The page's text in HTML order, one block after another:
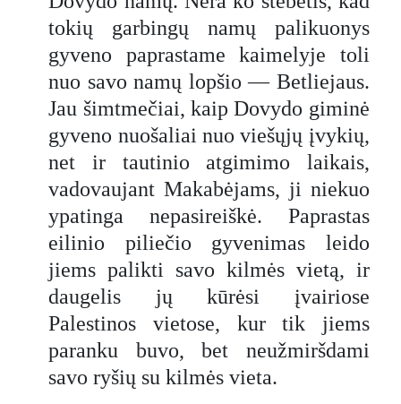
tokių garbingų namų palikuonys
gyveno paprastame kaimelyje toli
nuo savo namų lopšio — Betliejaus.
Jau šimtmečiai, kaip Dovydo giminė
gyveno nuošaliai nuo viešųjų įvykių,
net ir tautinio atgimimo laikais,
vadovaujant Makabėjams, ji niekuo
ypatinga nepasireiškė. Paprastas
eilinio piliečio gyvenimas leido
jiems palikti savo kilmės vietą, ir
daugelis jų kūrėsi įvairiose
Palestinos vietose, kur tik jiems
paranku buvo, bet neužmiršdami
savo ryšių su kilmės vieta.